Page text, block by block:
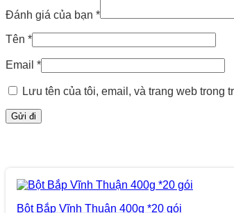
Đánh giá của bạn *
Tên *
Email *
Lưu tên của tôi, email, và trang web trong
Bột Bắp Vĩnh Thuận 400g *20 gói